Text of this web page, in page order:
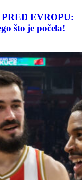
EVROPU:
što je počela!